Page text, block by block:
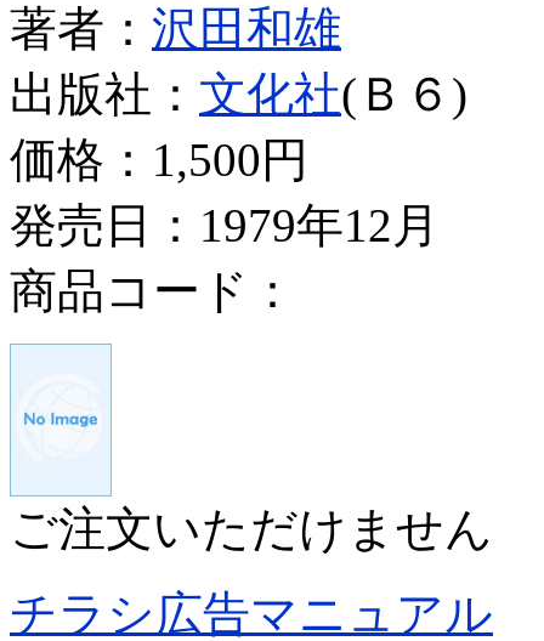
著者： 沢田和雄
出版社： 文化社(Ｂ６)
価格： 1,500円
発売日：1979年12月
商品コード：
ご注文いただけません
チラシ広告マニュアル